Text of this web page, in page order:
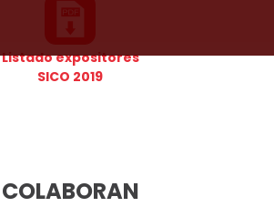
Listado expositores
SICO 2019
COLABORAN